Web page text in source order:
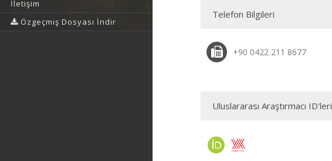
İletişim
Özgeçmiş Dosyası İndir
Telefon Bilgileri
+90 0422 211 8677
Uluslararası Araştırmacı ID'leri